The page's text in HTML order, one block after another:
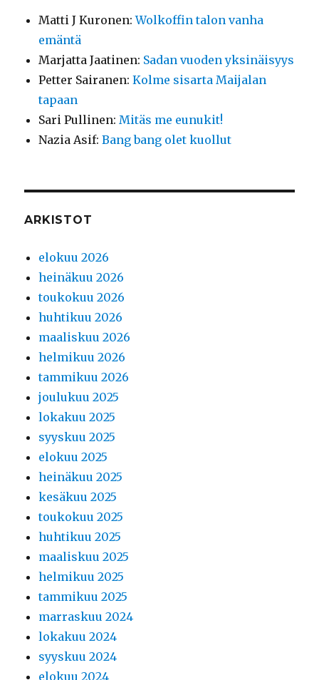
Matti J Kuronen:Wolkoffin talon vanha
emäntä
Marjatta Jaatinen: Sadan vuoden yksinäisyys
Petter Sairanen:Kolme sisarta Maijalan
tapaan
Sari Pullinen:Mitäs me eunukit!
Nazia Asif:Bang bang olet kuollut
ARKISTOT
elokuu 2026
heinäkuu 2026
toukokuu 2026
huhtikuu 2026
maaliskuu 2026
helmikuu 2026
tammikuu 2026
joulukuu 2025
lokakuu 2025
syyskuu 2025
elokuu 2025
heinäkuu 2025
kesäkuu 2025
toukokuu 2025
huhtikuu 2025
maaliskuu 2025
helmikuu 2025
tammikuu 2025
marraskuu 2024
lokakuu 2024
syyskuu 2024
elokuu 2024